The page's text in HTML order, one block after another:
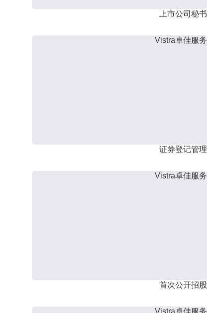
上市公司秘书
Vistra卓佳服务
证券登记管理
Vistra卓佳服务
首次公开招股
Vistra卓佳服务